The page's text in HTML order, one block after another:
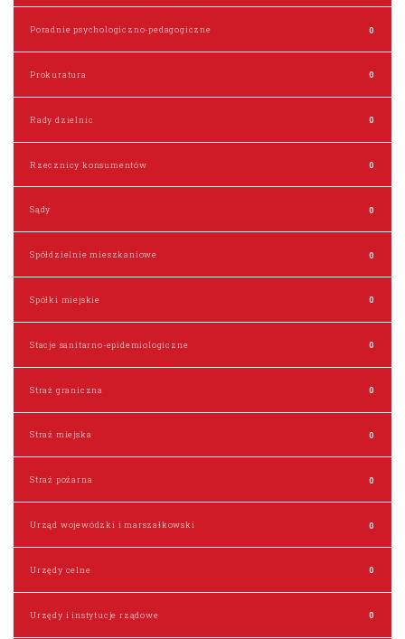
Poradnie psychologiczno-pedagogiczne 0
Prokuratura 0
Rady dzielnic 0
Rzecznicy konsumentów 0
Sądy 0
Spółdzielnie mieszkaniowe 0
Spółki miejskie 0
Stacje sanitarno-epidemiologiczne 0
Straż graniczna 0
Straż miejska 0
Straż pożarna 0
Urząd wojewódzki i marszałkowski 0
Urzędy celne 0
Urzędy i instytucje rządowe 0